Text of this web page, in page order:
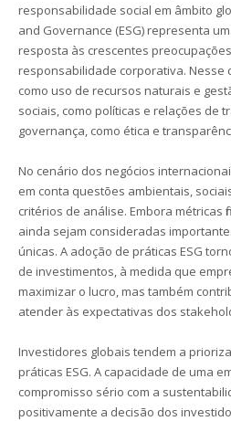
responsabilidade social em âmbito
and Governance (ESG) representa
resposta às crescentes
responsabilidade corporativa. Nesse
como uso de recursos naturais e
sociais, como políticas e relações de
governança, como ética e
No cenário dos negócios
em conta questões ambientais,
critérios de análise. Embora métricas
ainda sejam consideradas
únicas. A adoção de práticas ESG
de investimentos, à medida que
maximizar o lucro, mas também
atender às expectativas dos
Investidores globais tendem a
práticas ESG. A capacidade de uma
compromisso sério com a
positivamente a decisão dos